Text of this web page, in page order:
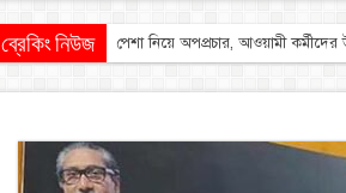
ব্রেকিং নিউজ শেখ হাসিনার পতনের পর